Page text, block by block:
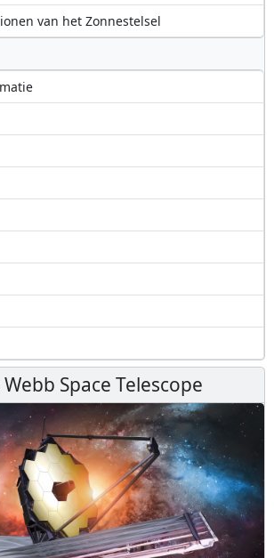
van het Zonnestelsel
Webb Space Telescope